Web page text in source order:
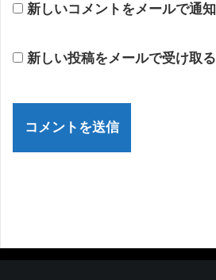
新しいコメントをメールで通知
新しい投稿をメールで受け取る